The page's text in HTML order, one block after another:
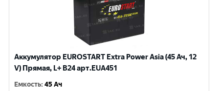
Аккумулятор EUROSTART Extra Power Asia (45 Ач, 12
V) Прямая, L+ B24 арт.EUA451
Емкость:45 Ач